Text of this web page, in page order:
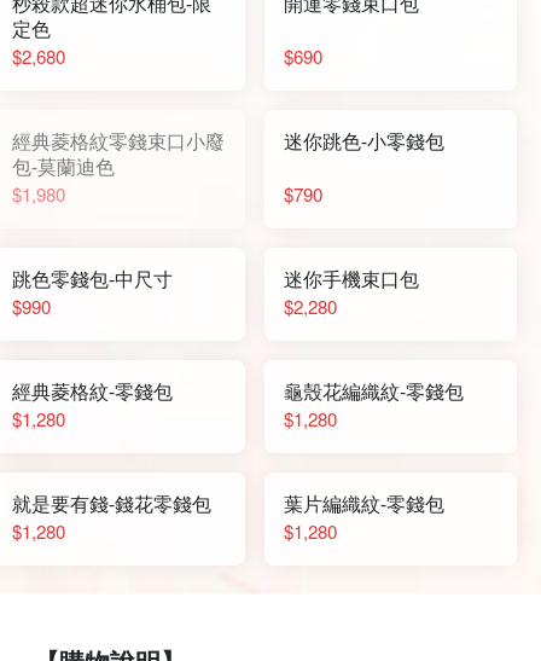
定色
$2,680 $690
經典菱格紋零錢束口小廢
包-莫蘭迪色
$1,980
迷你跳色-小零錢包
$790
跳色零錢包-中尺寸
$990
迷你手機束口包
$2,280
經典菱格紋-零錢包
$1,280
龜殼花編織紋-零錢包
$1,280
就是要有錢-錢花零錢包
$1,280
葉片編織紋-零錢包
$1,280